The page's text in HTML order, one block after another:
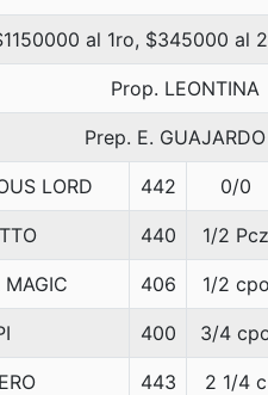
al 1ro, $345000 al
Prop. LEONTINA
Prep. E.
LORD 442 0/0
440 1/2 Pcz
MAGIC 406 1/2 cpo
400 3/4
443 2 1/4 c